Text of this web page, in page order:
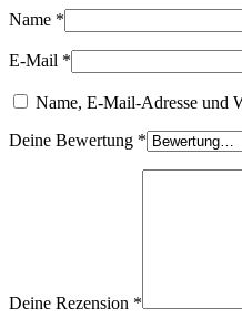
Name *
E-Mail *
Name, E-Mail-Adresse und
Deine Bewertung *
Deine Rezension *